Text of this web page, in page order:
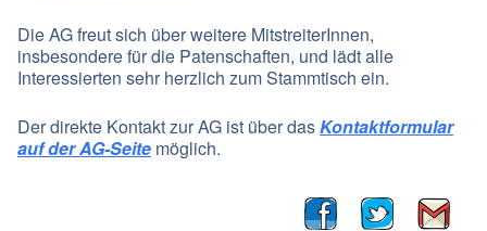
Die AG freut sich über weitere MitstreiterInnen,
insbesondere für die Patenschaften, und lädt alle
Interessierten sehr herzlich zum Stammtisch ein.
Der direkte Kontakt zur AG ist über dasKontaktformular
auf der AG-Seite möglich.